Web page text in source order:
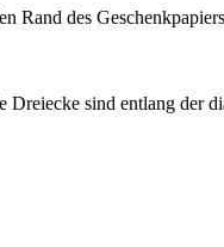
Rand des
sind entlang der